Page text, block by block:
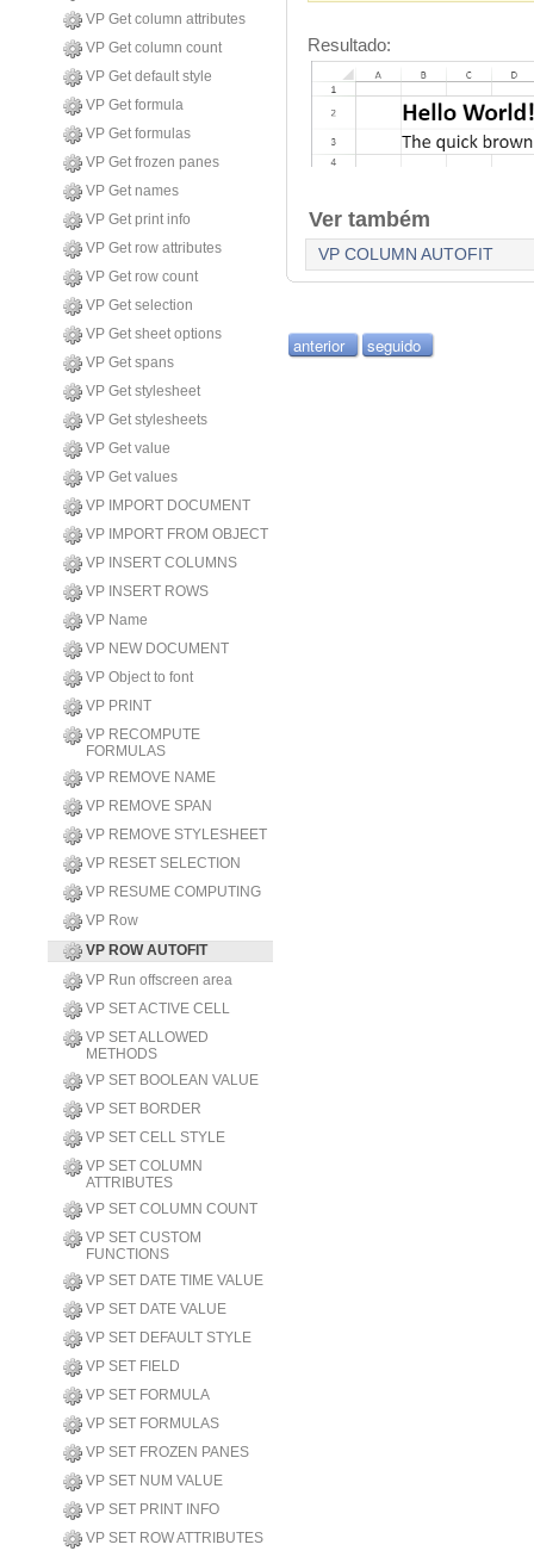
VP Get column attributes
VP Get column count
VP Get default style
VP Get formula
VP Get formulas
VP Get frozen panes
VP Get names
VP Get print info
VP Get row attributes
VP Get row count
VP Get selection
VP Get sheet options
VP Get spans
VP Get stylesheet
VP Get stylesheets
VP Get value
VP Get values
VP IMPORT DOCUMENT
VP IMPORT FROM OBJECT
VP INSERT COLUMNS
VP INSERT ROWS
VP Name
VP NEW DOCUMENT
VP Object to font
VP PRINT
VP RECOMPUTE
FORMULAS
VP REMOVE NAME
VP REMOVE SPAN
VP REMOVE STYLESHEET
VP RESET SELECTION
VP RESUME COMPUTING
VP Row
VP ROW AUTOFIT
VP Run offscreen area
VP SET ACTIVE CELL
VP SET ALLOWED
METHODS
VP SET BOOLEAN VALUE
VP SET BORDER
VP SET CELL STYLE
VP SET COLUMN
ATTRIBUTES
VP SET COLUMN COUNT
VP SET CUSTOM
FUNCTIONS
VP SET DATE TIME VALUE
VP SET DATE VALUE
VP SET DEFAULT STYLE
VP SET FIELD
VP SET FORMULA
VP SET FORMULAS
VP SET FROZEN PANES
VP SET NUM VALUE
VP SET PRINT INFO
VP SET ROW ATTRIBUTES
Resultado:
Ver também
VP COLUMN AUTOFIT
anterior seguido